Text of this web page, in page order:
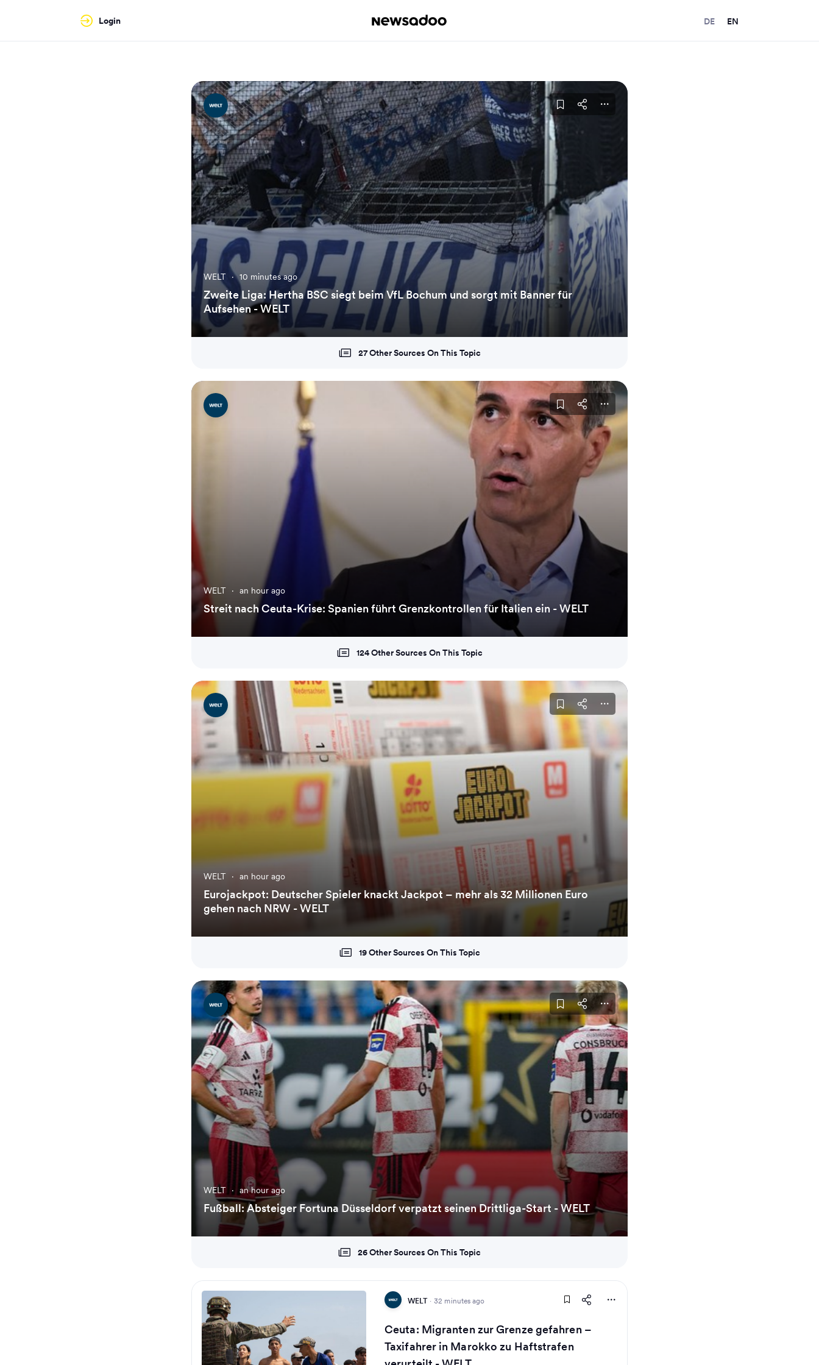
Login DE EN
WELT · 10 minutes ago
Zweite Liga: Hertha BSC siegt beim VfL Bochum und sorgt mit Banner für
Aufsehen - WELT
27 Other Sources On This Topic
WELT · an hour ago
Streit nach Ceuta-Krise: Spanien führt Grenzkontrollen für Italien ein - WELT
124 Other Sources On This Topic
WELT · an hour ago
Eurojackpot: Deutscher Spieler knackt Jackpot – mehr als 32 Millionen Euro
gehen nach NRW - WELT
19 Other Sources On This Topic
WELT · an hour ago
Fußball: Absteiger Fortuna Düsseldorf verpatzt seinen Drittliga-Start - WELT
26 Other Sources On This Topic
WELT · 32 minutes ago
Ceuta: Migranten zur Grenze gefahren –
Taxifahrer in Marokko zu Haftstrafen